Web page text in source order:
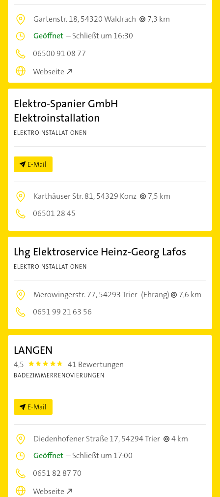
Gartenstr. 18,54320 Waldrach
7,3 km
Geöffnet –Schließt um 16:30
06500 91 08 77
Webseite
Elektro-Spanier GmbH
Elektroinstallation
ELEKTROINSTALLATIONEN
E-Mail
Karthäuser Str. 81,54329 Konz
7,5 km
06501 28 45
Lhg Elektroservice Heinz-Georg Lafos
ELEKTROINSTALLATIONEN
Merowingerstr. 77,54293 Trier (Ehrang)
7,6 km
0651 99 21 63 56
LANGEN
4,5 4.5 41 Bewertungen
BADEZIMMERRENOVIERUNGEN
E-Mail
Diedenhofener Straße 17,54294 Trier
4 km
Geöffnet –Schließt um 17:00
0651 82 87 70
Webseite